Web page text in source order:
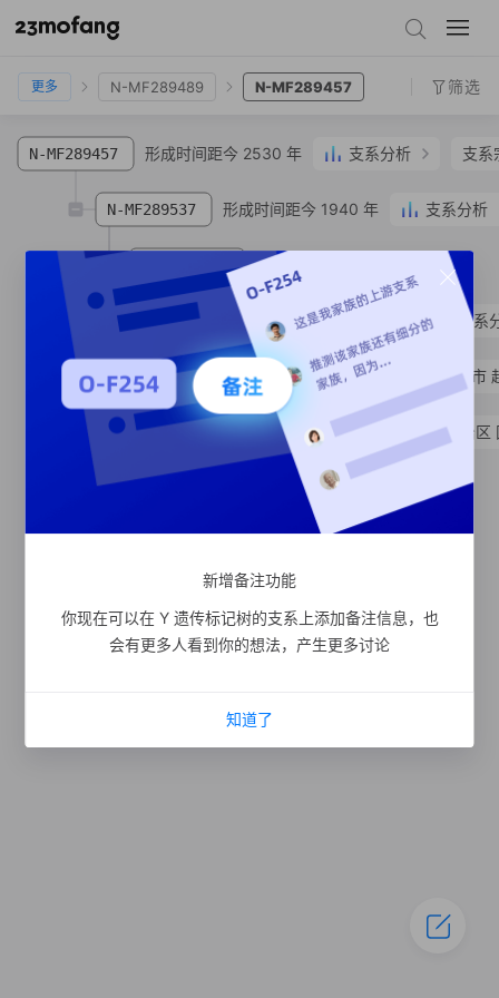
N-V4355
更多 N-MF289489 N-MF289457 筛选
N-MF289457 形成时间距今 2530 年 支系分析 支系
N-MF289537 形成时间距今 1940 年 支系分析
SNP
N-FGC47441 形成时间距今 1420 年 支系
N-MF330210 h**汉族河北省 石家庄市
N-MF929088金**汉族 宁夏回族自治
新增备注功能
你现在可以在 Y 遗传标记树的支系上添加备注信息，也
会有更多人看到你的想法，产生更多讨论
知道了